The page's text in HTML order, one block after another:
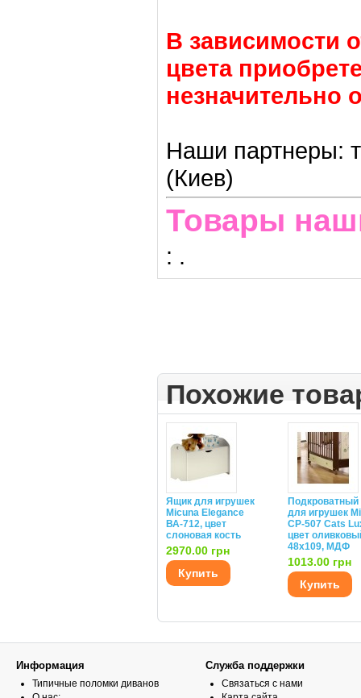
В зависимости
цвета
незначительно
Наши партнеры:
(Киев)
Товары
: .
Похожие
Ящик для игрушек
Micuna Elegance
ВА-712, цвет
слоновая кость
2970.00 грн
Купить
для игрушек
СР-507 Cats
цвет
48х109, МДФ
1013.00 грн
Купить
Информация
Типичные поломки диванов
Служба поддержки
Связаться с нами